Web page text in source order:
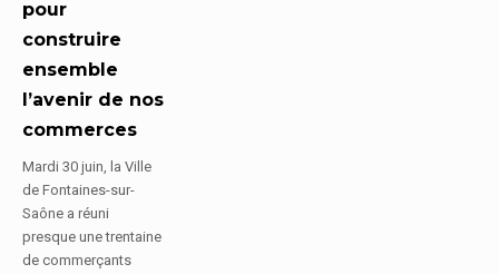
pour
construire
ensemble
l’avenir de nos
commerces
Mardi 30 juin, la Ville
de Fontaines-sur-
Saône a réuni
presque une trentaine
de commerçants